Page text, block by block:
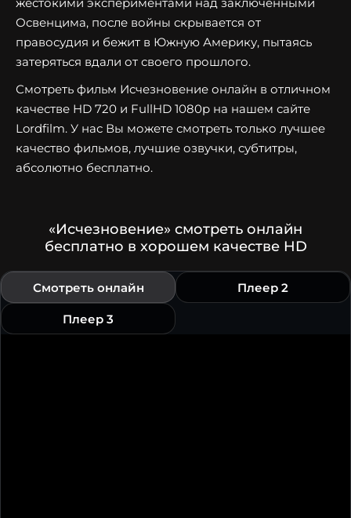
жестокими экспериментами над заключёнными
Освенцима, после войны скрывается от
правосудия и бежит в Южную Америку, пытаясь
затеряться вдали от своего прошлого.
Смотреть фильм Исчезновение онлайн в отличном
качестве HD 720 и FullHD 1080p на нашем сайте
Lordfilm. У нас Вы можете смотреть только лучшее
качество фильмов, лучшие озвучки, субтитры,
абсолютно бесплатно.
«Исчезновение» смотреть онлайн
бесплатно в хорошем качестве HD
Смотреть онлайн Плеер 2
Плеер 3